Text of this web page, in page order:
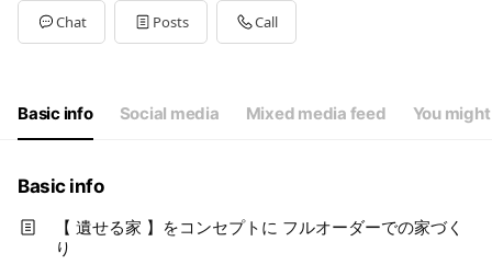
Chat Posts Call
Basic info Social media Mixed media feed You
Basic info
【 遺せる家 】をコンセプトに フルオーダーでの家づく
り